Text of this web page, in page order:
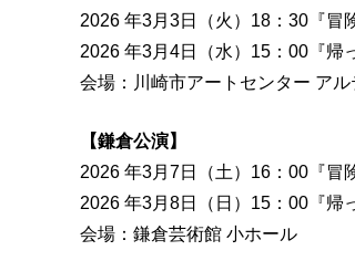
2026 年3月3日（火）18：30『冒
2026 年3月4日（水）15：00『帰
会場：川崎市アートセンター ア
【鎌倉公演】
2026 年3月7日（土）16：00『冒
2026 年3月8日（日）15：00『帰
会場：鎌倉芸術館 小ホール